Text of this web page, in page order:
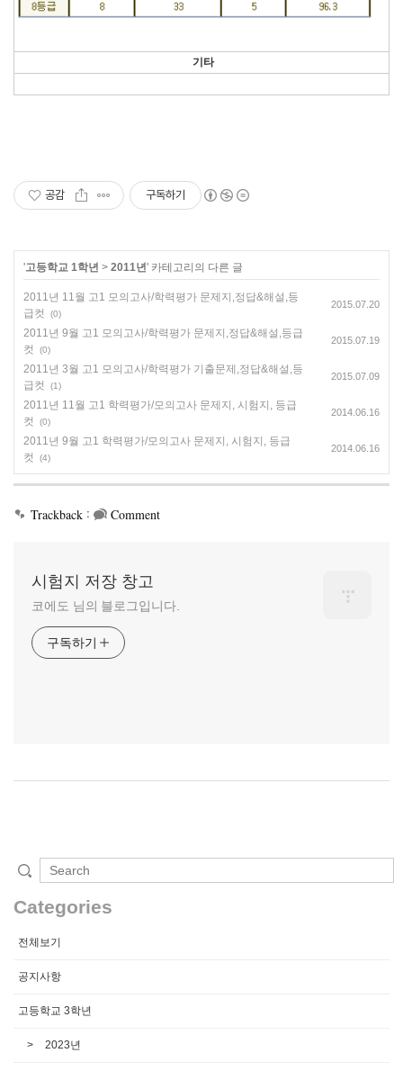
기타
공감 구독하기
'고등학교 1학년 > 2011년' 카테고리의 다른 글
2011년 11월 고1 모의고사/학력평가 문제지,정답&해설,등
급컷
(0)
2015.07.20
2011년 9월 고1 모의고사/학력평가 문제지,정답&해설,등급
컷
(0)
2015.07.19
2011년 3월 고1 모의고사/학력평가 기출문제,정답&해설,등
급컷
(1)
2015.07.09
2011년 11월 고1 학력평가/모의고사 문제지, 시험지, 등급
컷
(0)
2014.06.16
2011년 9월 고1 학력평가/모의고사 문제지, 시험지, 등급
컷
(4)
2014.06.16
Trackback : Comment
시험지 저장 창고
코에도 님의 블로그입니다.
구독하기
Categories
전체보기
공지사항
고등학교 3학년
2023년